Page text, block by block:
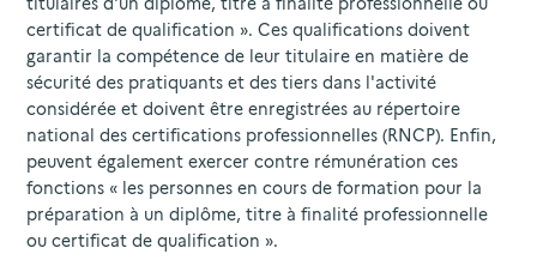
certificat de qualification ». Ces qualifications doivent
garantir la compétence de leur titulaire en matière de
sécurité des pratiquants et des tiers dans l'activité
considérée et doivent être enregistrées au répertoire
national des certifications professionnelles (RNCP). Enfin,
peuvent également exercer contre rémunération ces
fonctions « les personnes en cours de formation pour la
préparation à un diplôme, titre à finalité professionnelle
ou certificat de qualification ».